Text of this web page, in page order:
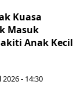
Kuasa
Masuk
Anak Kecil
2026 - 14:30